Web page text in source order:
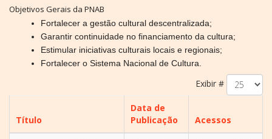
Objetivos Gerais da PNAB
Fortalecer a gestão cultural descentralizada;
Garantir continuidade no financiamento da cultura;
Estimular iniciativas culturais locais e regionais;
Fortalecer o Sistema Nacional de Cultura.
Exibir #
Título
Data de
Publicação
Acessos